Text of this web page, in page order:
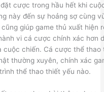
cược trong hầu hết khi
này đến sự hoảng sợ cùng
giúp game thủ xuất hiện
vi cá cược chính xác hơn
chiến. Cá cược thể thao
thường xuyên, chính xác
thể thao thiết yếu nào.